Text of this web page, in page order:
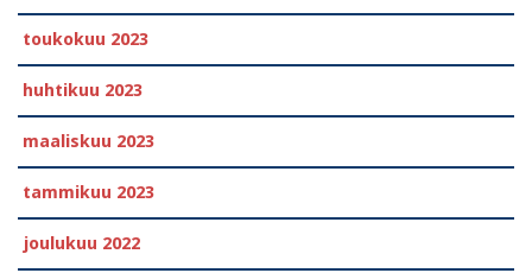
toukokuu 2023
huhtikuu 2023
maaliskuu 2023
tammikuu 2023
joulukuu 2022